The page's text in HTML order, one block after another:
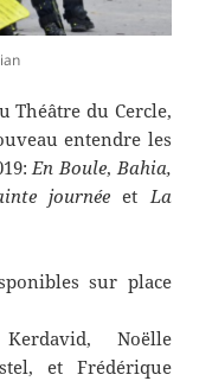
Théâtre du Cercle,
entendre les
En Boule,Bahia,
journée etLa
sur place
Noëlle
et Frédérique